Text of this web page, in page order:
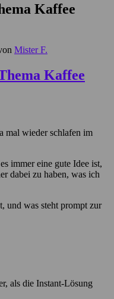
Kaffee
Mister F.
mal wieder schlafen im
immer eine gute Idee ist,
dabei zu haben, was ich
und was steht prompt zur
als die Instant-Lösung